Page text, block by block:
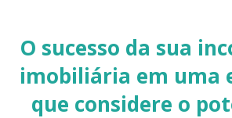
O sucesso da sua
imobiliária em uma
que considere o